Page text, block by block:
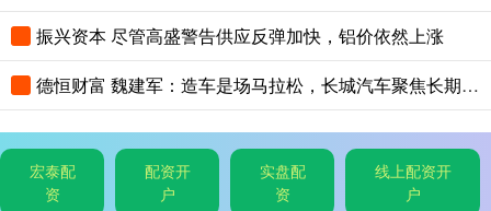
振兴资本 尽管高盛警告供应反弹加快，铝价依然上涨
德恒财富 魏建军：造车是场马拉松，长城汽车聚焦长期主义与有质量的市占率
宏泰配
资
配资开
户
实盘配
资
线上配资开
户